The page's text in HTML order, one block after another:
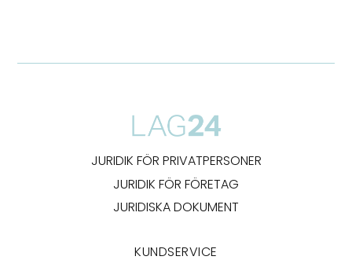
JURIDIK FÖR PRIVATPERSONER
JURIDIK FÖR FÖRETAG
JURIDISKA DOKUMENT
KUNDSERVICE